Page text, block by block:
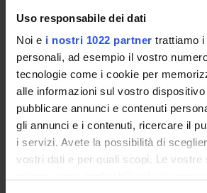
Uso responsabile dei dati
Noi e i nostri 1022 partner trattiamo
personali, ad esempio il vostro
tecnologie come i cookie per
alle informazioni sul vostro dispositivo
pubblicare annunci e contenuti
gli annunci e i contenuti, ricercare il
i servizi. Avete la possibilità di
vostri dati e per quali scopi. Le vostre
CORSI DI STUDIO
DOTTORATI, MASTER E
Contatti
Persone
Luoghi
Calendario